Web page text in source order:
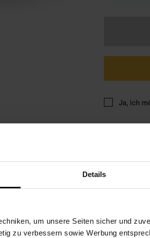
Details
um unsere Seiten sicher und
zu verbessern sowie Werbung
Ja, ich